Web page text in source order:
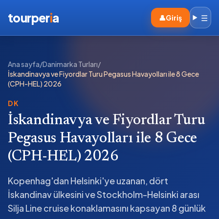
tourperia 👤Giriş ☰
Ana sayfa/Danimarka Turları/
İskandinavya ve Fiyordlar Turu Pegasus Havayolları ile 8 Gece
(CPH-HEL) 2026
DK
İskandinavya ve Fiyordlar Turu
Pegasus Havayolları ile 8 Gece
(CPH-HEL) 2026
Kopenhag'dan Helsinki'ye uzanan, dört
İskandinav ülkesini ve Stockholm-Helsinki arası
Silja Line cruise konaklamasını kapsayan 8 günlük